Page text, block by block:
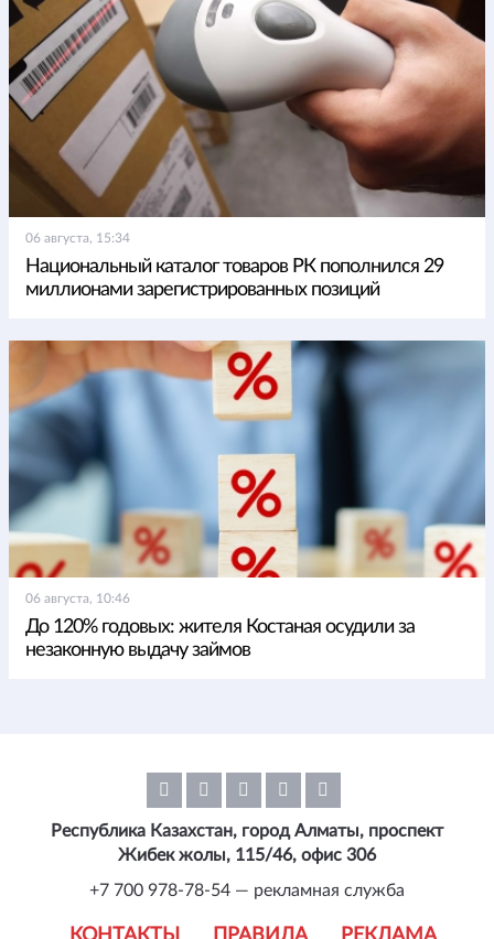
06 августа, 15:34
Национальный каталог товаров РК пополнился 29
миллионами зарегистрированных позиций
06 августа, 10:46
До 120% годовых: жителя Костаная осудили за
незаконную выдачу займов
Республика Казахстан, город Алматы, проспект
Жибек жолы, 115/46, офис 306
+7 700 978-78-54 — рекламная служба